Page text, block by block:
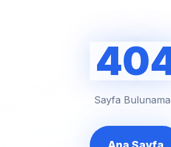
Sayfa